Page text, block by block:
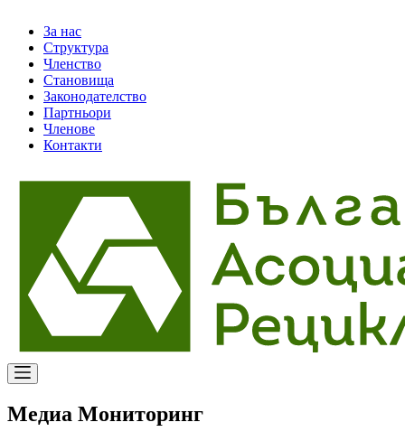
За нас
Структура
Членство
Становища
Законодателство
Партньори
Членове
Контакти
Медиа Мониторинг